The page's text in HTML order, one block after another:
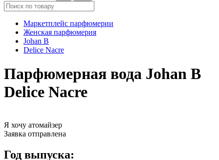
Маркетплейс парфюмерии
Женская парфюмерия
Johan B
Delice Nacre
Парфюмерная вода Johan B
Delice Nacre
Я хочу атомайзер
Заявка отправлена
Год выпуска: